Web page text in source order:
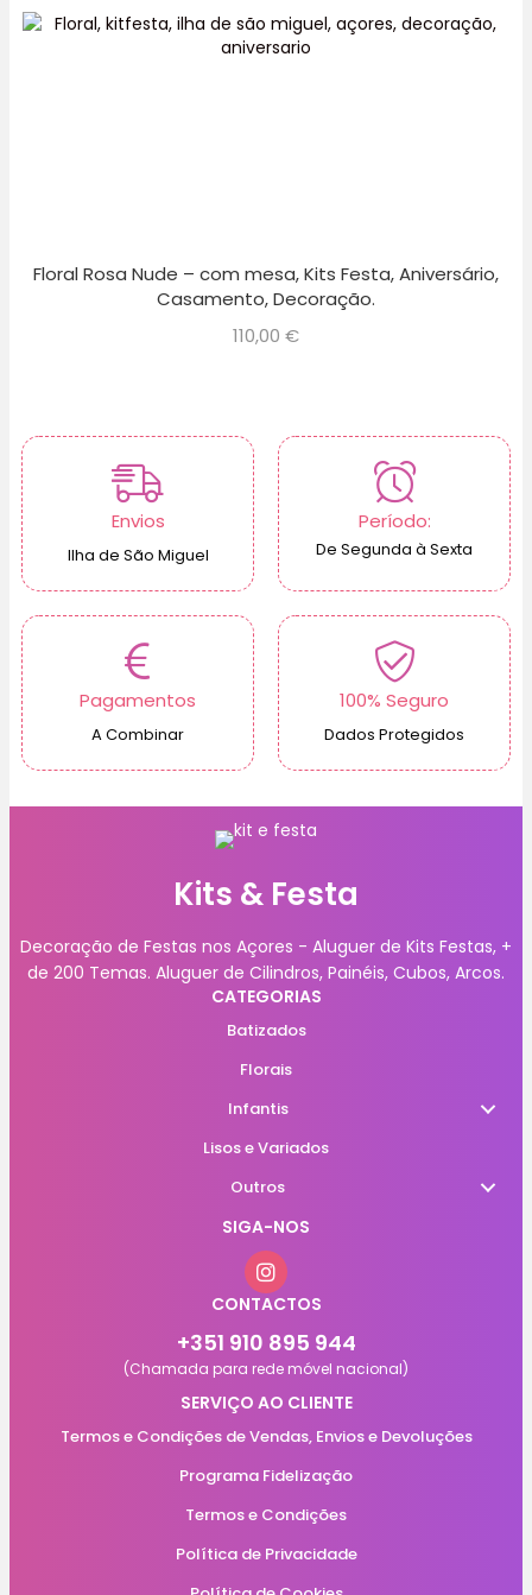
Floral Rosa Nude – com mesa, Kits Festa, Aniversário,
Casamento, Decoração.
110,00 €
Envios
Ilha de São Miguel
Período:
De Segunda à Sexta
Pagamentos
A Combinar
100% Seguro
Dados Protegidos
Kits & Festa
Decoração de Festas nos Açores - Aluguer de Kits Festas, +
de 200 Temas. Aluguer de Cilindros, Painéis, Cubos, Arcos.
CATEGORIAS
Batizados
Florais
Infantis
Lisos e Variados
Outros
SIGA-NOS
CONTACTOS
+351 910 895 944
(Chamada para rede móvel nacional)
SERVIÇO AO CLIENTE
Termos e Condições de Vendas, Envios e Devoluções
Programa Fidelização
Termos e Condições
Política de Privacidade